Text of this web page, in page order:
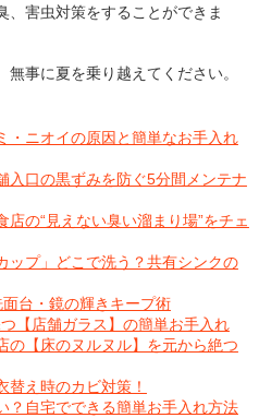
、害虫対策をすることができま
事に夏を乗り越えてください。
・ニオイの原因と簡単なお手入れ
入口の黒ずみを防ぐ5分間メンテナ
店の“見えない臭い溜まり場”をチェ
ップ」どこで洗う？共有シンクの
面台・鏡の輝きキープ術
【店舗ガラス】の簡単お手入れ
【床のヌルヌル】を元から絶つ
替え時のカビ対策！
？自宅でできる簡単お手入れ方法